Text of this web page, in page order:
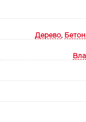
Дерево, Бетон